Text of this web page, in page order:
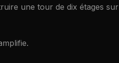
une tour de dix étages sur